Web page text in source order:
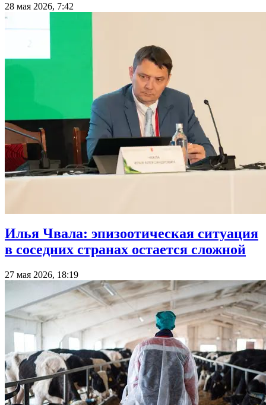
28 мая 2026, 7:42
Илья Чвала: эпизоотическая ситуация
в соседних странах остается сложной
27 мая 2026, 18:19